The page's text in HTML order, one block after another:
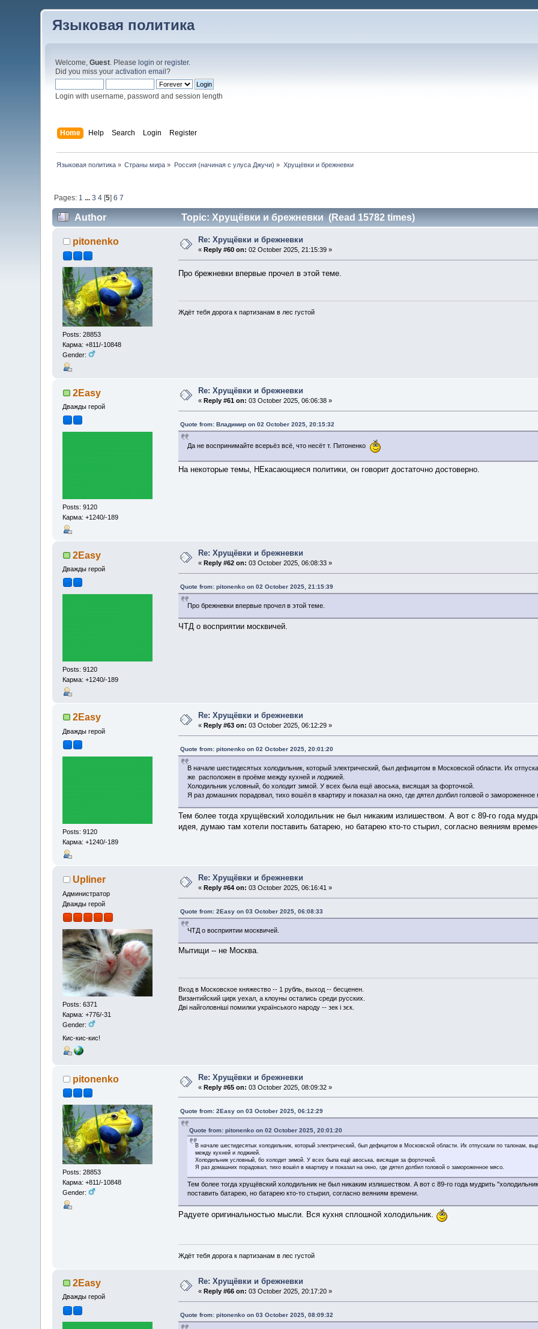
Языковая политика
Welcome,Guest. Please login orregister.
Did you miss youractivation email?
Login with username, password and session length
Home Help Search Login Register
Языковая политика» Страны мира » Россия (начиная с улуса Джучи) » Хрущёвки и брежневки
Pages: 1 ... 3 4[5] 6 7
Author Topic: Хрущёвки и брежневки (Read 15782 times)
pitonenko
Posts: 28853
Карма: +811/-10848
Gender:
Re: Хрущёвки и брежневки
« Reply #60 on: 02 October 2025, 21:15:39 »
Про брежневки впервые прочел в этой теме.
Ждёт тебя дорога к партизанам в лес густой
2Easy
Дважды герой
Posts: 9120
Карма: +1240/-189
Re: Хрущёвки и брежневки
« Reply #61 on: 03 October 2025, 06:06:38 »
Quote from: Владимир on 02 October 2025, 20:15:32
Да не воспринимайте всерьёз всё, что несёт т. Питоненко
На некоторые темы, НЕкасающиеся политики, он говорит достаточно достоверно.
2Easy
Дважды герой
Posts: 9120
Карма: +1240/-189
Re: Хрущёвки и брежневки
« Reply #62 on: 03 October 2025, 06:08:33 »
Quote from: pitonenko on 02 October 2025, 21:15:39
Про брежневки впервые прочел в этой теме.
ЧТД о восприятии москвичей.
2Easy
Дважды герой
Posts: 9120
Карма: +1240/-189
Re: Хрущёвки и брежневки
« Reply #63 on: 03 October 2025, 06:12:29 »
Quote from: pitonenko on 02 October 2025, 20:01:20
В начале шестидесятых холодильник, который электрический, был дефицитом в Московской области. Их
же расположен в проёме между кухней и лоджией.
Холодильник условный, бо холодит зимой. У всех была ещё авоська, висящая за форточкой.
Я раз домашних порадовал, тихо вошёл в квартиру и показал на окно, где дятел долбил головой о замороженное
Тем более тогда хрущёвский холодильник не был никаким излишеством. А вот с 89-го года
идея, думаю там хотели поставить батарею, но батарею кто-то стырил, согласно веяниям
Upliner
Администратор
Дважды герой
Posts: 6371
Карма: +776/-31
Gender:
Кис-кис-кис!
Re: Хрущёвки и брежневки
« Reply #64 on: 03 October 2025, 06:16:41 »
Quote from: 2Easy on 03 October 2025, 06:08:33
ЧТД о восприятии москвичей.
Мытищи -- не Москва.
Вход в Московское княжество -- 1 рубль, выход -- бесценен.
Византийский цирк уехал, а клоуны остались среди русских.
Дві найголовніші помилки українського народу -- зек і зєк.
pitonenko
Posts: 28853
Карма: +811/-10848
Gender:
Re: Хрущёвки и брежневки
« Reply #65 on: 03 October 2025, 08:09:32 »
Quote from: 2Easy on 03 October 2025, 06:12:29
Quote from: pitonenko on 02 October 2025, 20:01:20
В начале шестидесятых холодильник, который электрический, был дефицитом в Московской области. Их отпускали по талонам,
между кухней и лоджией.
Холодильник условный, бо холодит зимой. У всех была ещё авоська, висящая за форточкой.
Я раз домашних порадовал, тихо вошёл в квартиру и показал на окно, где дятел долбил головой о замороженное мясо.
Тем более тогда хрущёвский холодильник не был никаким излишеством. А вот с 89-го года мудрить
поставить батарею, но батарею кто-то стырил, согласно веяниям времени.
Радуете оригинальностью мысли. Вся кухня сплошной холодильник.
Ждёт тебя дорога к партизанам в лес густой
2Easy
Дважды герой
Re: Хрущёвки и брежневки
« Reply #66 on: 03 October 2025, 20:17:20 »
Quote from: pitonenko on 03 October 2025, 08:09:32